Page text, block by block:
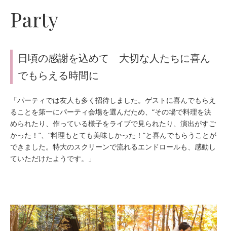
Party
日頃の感謝を込めて 大切な人たちに喜ん
でもらえる時間に
「パーティでは友人も多く招待しました。ゲストに喜んでもらえ
ることを第一にパーティ会場を選んだため、“その場で料理を決
められたり、作っている様子をライブで見られたり、演出がすご
かった！”、“料理もとても美味しかった！”と喜んでもらうことが
できました。特大のスクリーンで流れるエンドロールも、感動し
ていただけたようです。」